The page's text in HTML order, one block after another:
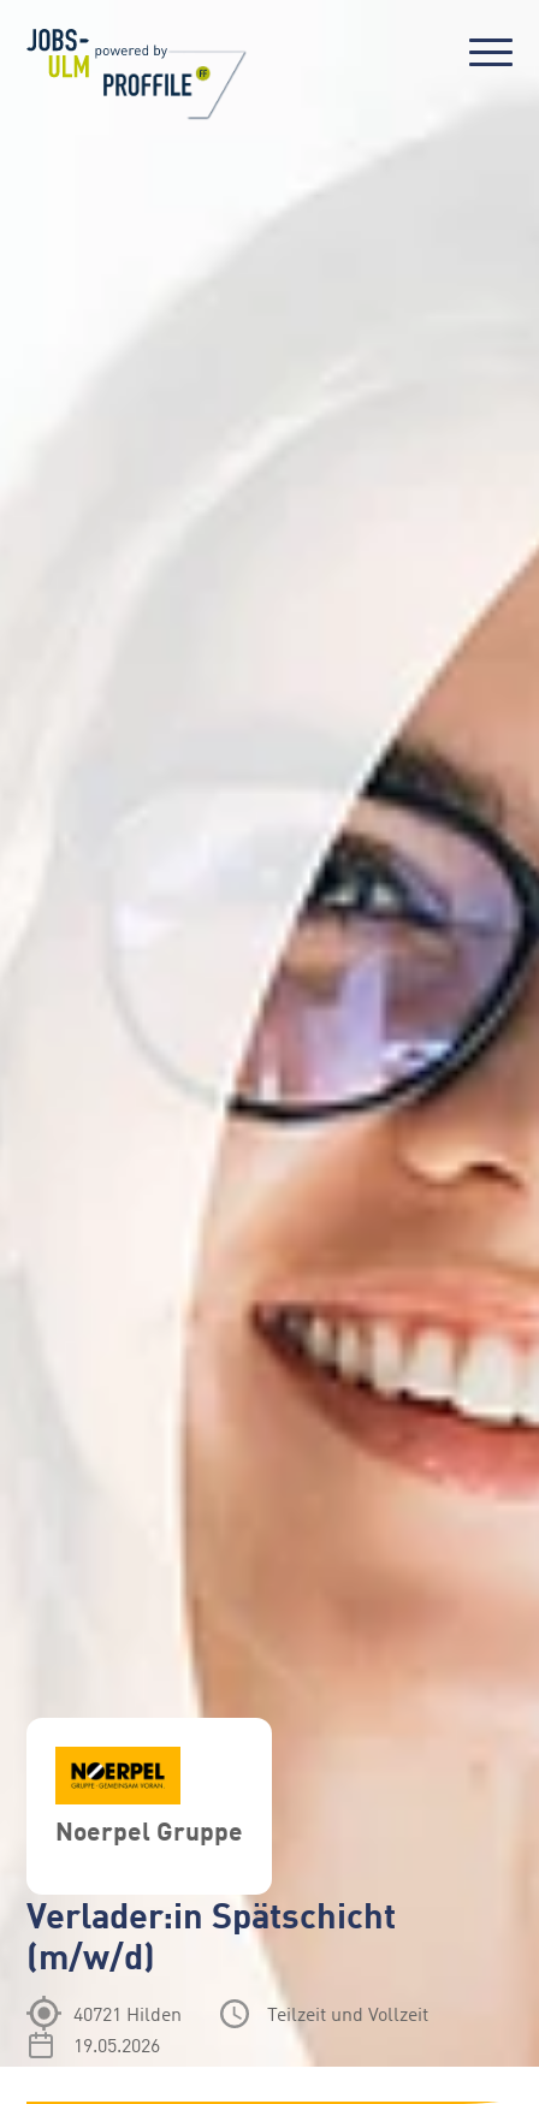
Noerpel Gruppe
Verlader:in Spätschicht
(m/w/d)
40721 Hilden
Teilzeit und Vollzeit
19.05.2026